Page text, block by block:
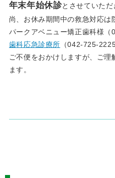
料金表
アクセス・診療時間
年末年始休診とさせていただ
尚、お休み期間中の救急対応は
パークアベニュー矯正歯科様（
歯科応急診療所 （042-725-
ご不便をおかけしますが、ご理
ます。